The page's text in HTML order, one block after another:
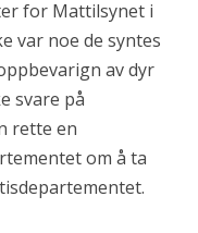
for Mattilsynet i
var noe de syntes
av dyr
svare på
rette en
om å ta